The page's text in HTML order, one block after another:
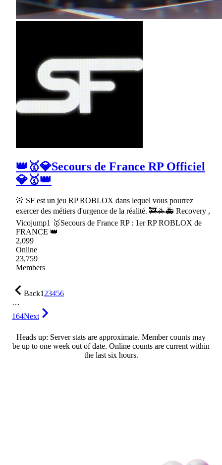
👑🥇💎Secours de France RP Officiel
💎🥇👑
🚨 SF est un jeu RP ROBLOX dans lequel vous pourrez
exercer des métiers d'urgence de la réalité. 🚒🚓🚑 Recovery ,
Vicojump1 🥇Secours de France RP : 1er RP ROBLOX de
FRANCE 👑
2,099
Online
23,759
Members
Back123456
…
164Next
Heads up: Server stats are approximate. Member counts may
be up to one week out of date. Online counts are current within
the last six hours.